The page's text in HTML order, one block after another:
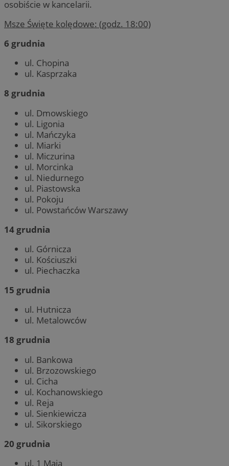
osobiście w kancelarii.
Msze Święte kolędowe: (godz. 18:00)
6 grudnia
ul. Chopina
ul. Kasprzaka
8 grudnia
ul. Dmowskiego
ul. Ligonia
ul. Mańczyka
ul. Miarki
ul. Miczurina
ul. Morcinka
ul. Niedurnego
ul. Piastowska
ul. Pokoju
ul. Powstańców Warszawy
14 grudnia
ul. Górnicza
ul. Kościuszki
ul. Piechaczka
15 grudnia
ul. Hutnicza
ul. Metalowców
18 grudnia
ul. Bankowa
ul. Brzozowskiego
ul. Cicha
ul. Kochanowskiego
ul. Reja
ul. Sienkiewicza
ul. Sikorskiego
20 grudnia
ul. 1 Maja